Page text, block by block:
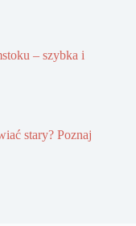
– szybka i
stary? Poznaj